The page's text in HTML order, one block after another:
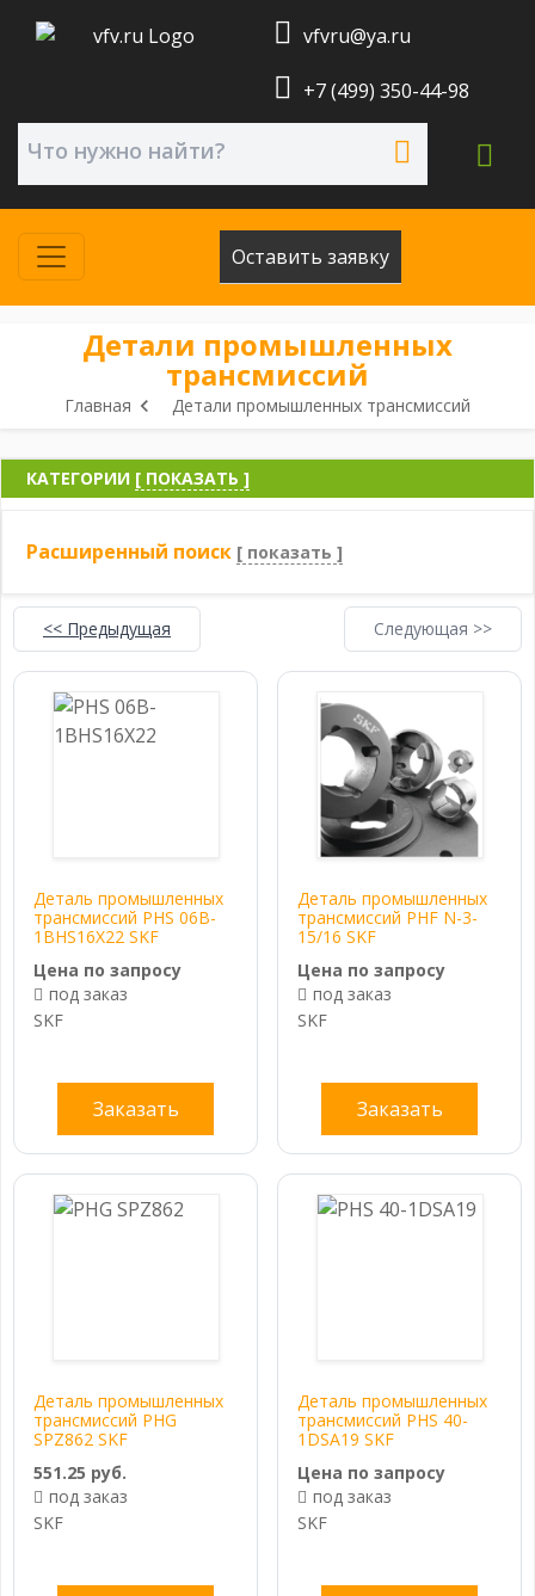
vfvru@ya.ru
+7 (499) 350-44-98
Оставить заявку
Детали промышленных
трансмиссий
Главная Детали промышленных трансмиссий
КАТЕГОРИИ [ ПОКАЗАТЬ ]
Расширенный поиск [ показать ]
<< Предыдущая Следующая >>
Деталь промышленных
трансмиссий PHS 06B-
1BHS16X22 SKF
Цена по запросу
под заказ
SKF
Заказать
Деталь промышленных
трансмиссий PHF N-3-
15/16 SKF
Цена по запросу
под заказ
SKF
Заказать
Деталь промышленных
трансмиссий PHG
SPZ862 SKF
551.25 руб.
под заказ
SKF
Деталь промышленных
трансмиссий PHS 40-
1DSA19 SKF
Цена по запросу
под заказ
SKF